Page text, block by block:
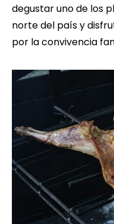
degustar uno de los
norte del país y
por la convivencia